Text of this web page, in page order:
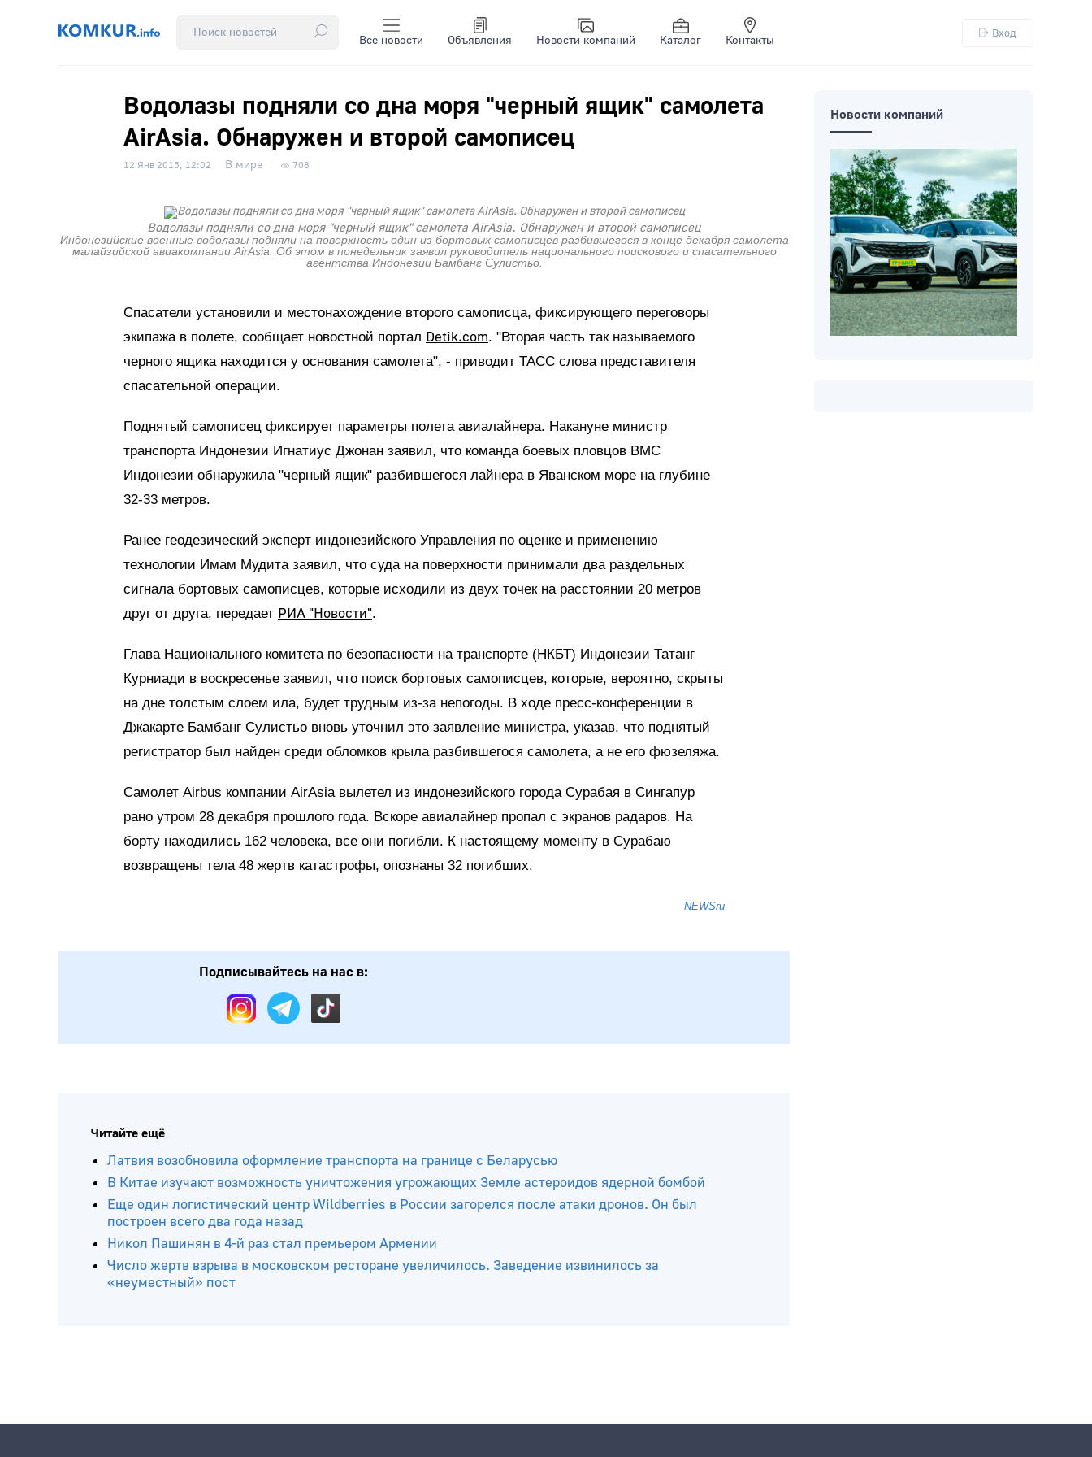
Все новости Объявления Новости компаний Каталог Контакты
Вход
Водолазы подняли со дна моря "черный ящик" самолета
AirAsia. Обнаружен и второй самописец
12 Янв 2015, 12:02 В мире 708
Водолазы подняли со дна моря "черный ящик" самолета AirAsia. Обнаружен и второй самописец
Индонезийские военные водолазы подняли на поверхность один из бортовых самописцев разбившегося в конце декабря самолета
малайзийской авиакомпании AirAsia. Об этом в понедельник заявил руководитель национального поискового и спасательного
агентства Индонезии Бамбанг Сулистьо.
Спасатели установили и местонахождение второго самописца, фиксирующего переговоры
экипажа в полете, сообщает новостной портал Detik.com. "Вторая часть так называемого
черного ящика находится у основания самолета", - приводит ТАСС слова представителя
спасательной операции.
Поднятый самописец фиксирует параметры полета авиалайнера. Накануне министр
транспорта Индонезии Игнатиус Джонан заявил, что команда боевых пловцов ВМС
Индонезии обнаружила "черный ящик" разбившегося лайнера в Яванском море на глубине
32-33 метров.
Ранее геодезический эксперт индонезийского Управления по оценке и применению
технологии Имам Мудита заявил, что суда на поверхности принимали два раздельных
сигнала бортовых самописцев, которые исходили из двух точек на расстоянии 20 метров
друг от друга, передает РИА "Новости".
Глава Национального комитета по безопасности на транспорте (НКБТ) Индонезии Татанг
Курниади в воскресенье заявил, что поиск бортовых самописцев, которые, вероятно, скрыты
на дне толстым слоем ила, будет трудным из-за непогоды. В ходе пресс-конференции в
Джакарте Бамбанг Сулистьо вновь уточнил это заявление министра, указав, что поднятый
регистратор был найден среди обломков крыла разбившегося самолета, а не его фюзеляжа.
Самолет Airbus компании AirAsia вылетел из индонезийского города Сурабая в Сингапур
рано утром 28 декабря прошлого года. Вскоре авиалайнер пропал с экранов радаров. На
борту находились 162 человека, все они погибли. К настоящему моменту в Сурабаю
возвращены тела 48 жертв катастрофы, опознаны 32 погибших.
NEWSru
Подписывайтесь на нас в:
Читайте ещё
Латвия возобновила оформление транспорта на границе с Беларусью
В Китае изучают возможность уничтожения угрожающих Земле астероидов ядерной бомбой
Еще один логистический центр Wildberries в России загорелся после атаки дронов. Он был
построен всего два года назад
Новости компаний